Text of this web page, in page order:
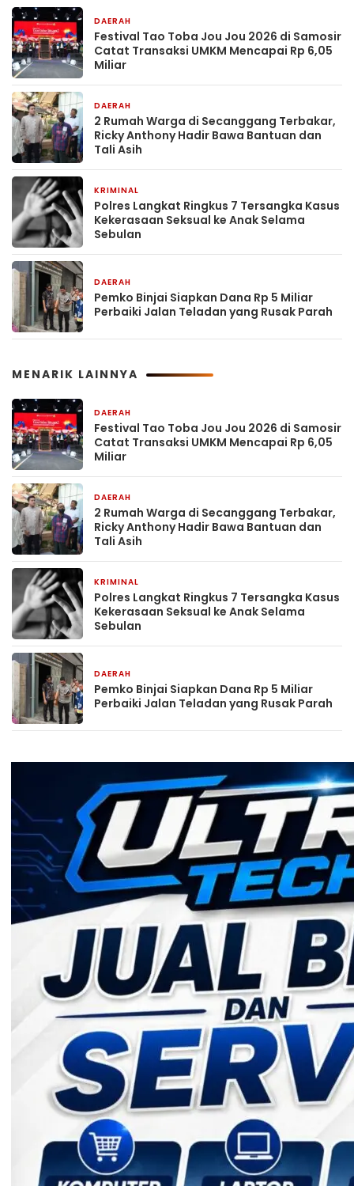
DAERAH
Festival Tao Toba Jou Jou 2026 di Samosir
Catat Transaksi UMKM Mencapai Rp 6,05
Miliar
DAERAH
2 Rumah Warga di Secanggang Terbakar,
Ricky Anthony Hadir Bawa Bantuan dan
Tali Asih
KRIMINAL
Polres Langkat Ringkus 7 Tersangka Kasus
Kekerasaan Seksual ke Anak Selama
Sebulan
DAERAH
Pemko Binjai Siapkan Dana Rp 5 Miliar
Perbaiki Jalan Teladan yang Rusak Parah
MENARIK LAINNYA
DAERAH
Festival Tao Toba Jou Jou 2026 di Samosir
Catat Transaksi UMKM Mencapai Rp 6,05
Miliar
DAERAH
2 Rumah Warga di Secanggang Terbakar,
Ricky Anthony Hadir Bawa Bantuan dan
Tali Asih
KRIMINAL
Polres Langkat Ringkus 7 Tersangka Kasus
Kekerasaan Seksual ke Anak Selama
Sebulan
DAERAH
Pemko Binjai Siapkan Dana Rp 5 Miliar
Perbaiki Jalan Teladan yang Rusak Parah